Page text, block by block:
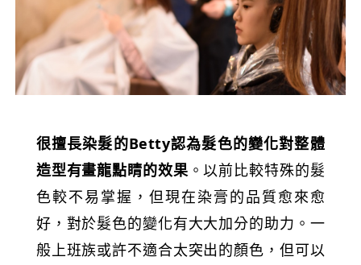
很擅長染髮的Betty認為髮色的變化對整體
造型有畫龍點睛的效果。以前比較特殊的髮
色較不易掌握，但現在染膏的品質愈來愈
好，對於髮色的變化有大大加分的助力。一
般上班族或許不適合太突出的顏色，但可以